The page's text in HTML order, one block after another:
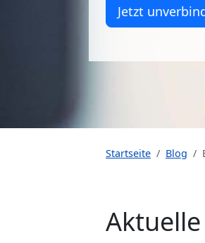
Jetzt
Startseite Blog